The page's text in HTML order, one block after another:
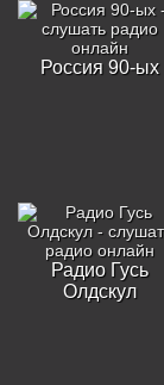
Россия 90-ых
Радио Гусь
Олдскул